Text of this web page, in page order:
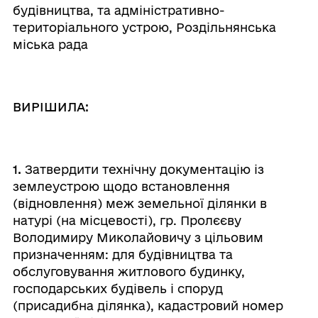
будівництва, та адміністративно-
територіального устрою, Роздільнянська
міська рада
ВИРІШИЛА:
1. Затвердити технічну документацію із
землеустрою щодо встановлення
(відновлення) меж земельної ділянки в
натурі (на місцевості), гр. Пролєєву
Володимиру Миколайовичу з цільовим
призначенням: для будівництва та
обслуговування житлового будинку,
господарських будівель і споруд
(присадибна ділянка), кадастровий номер